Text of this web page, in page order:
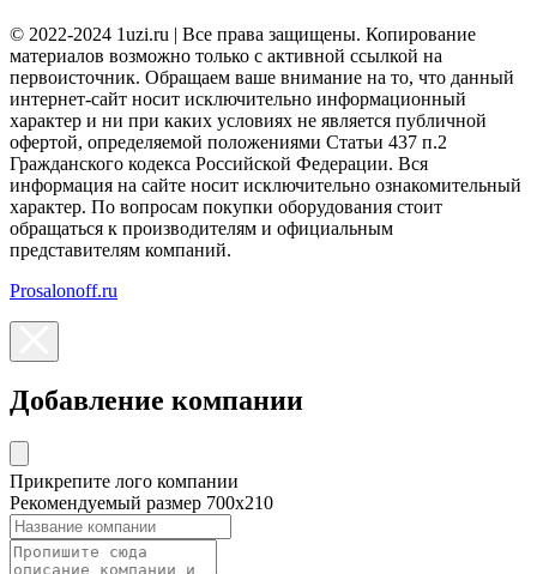
© 2022-2024 1uzi.ru | Все права защищены. Копирование
материалов возможно только с активной ссылкой на
первоисточник. Обращаем ваше внимание на то, что данный
интернет-сайт носит исключительно информационный
характер и ни при каких условиях не является публичной
офертой, определяемой положениями Статьи 437 п.2
Гражданского кодекса Российской Федерации. Вся
информация на сайте носит исключительно ознакомительный
характер. По вопросам покупки оборудования стоит
обращаться к производителям и официальным
представителям компаний.
Prosalonoff.ru
Добавление компании
Прикрепите лого компании
Рекомендуемый размер 700х210